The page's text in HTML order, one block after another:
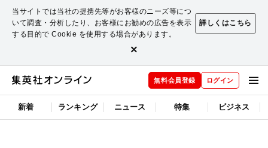
当サイトでは当社の提携先等がお客様のニーズ等につ
いて調査・分析したり、お客様にお勧めの広告を表示
する目的で Cookie を使用する場合があります。
詳しくはこちら
×
無料会員登録 ログイン
新着 ランキング ニュース 特集 ビジネス